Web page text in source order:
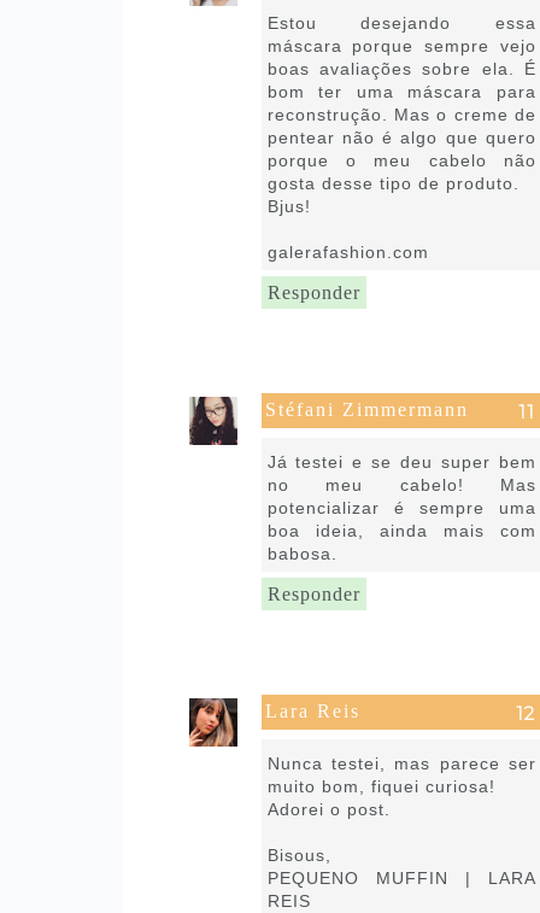
Estou desejando essa
máscara porque sempre vejo
boas avaliações sobre ela. É
bom ter uma máscara para
reconstrução. Mas o creme de
pentear não é algo que quero
porque o meu cabelo não
gosta desse tipo de produto.
Bjus!
galerafashion.com
Responder
Stéfani Zimmermann
Já testei e se deu super bem
no meu cabelo! Mas
potencializar é sempre uma
boa ideia, ainda mais com
babosa.
Responder
Lara Reis
Nunca testei, mas parece ser
muito bom, fiquei curiosa!
Adorei o post.
Bisous,
PEQUENO MUFFIN | LARA
REIS